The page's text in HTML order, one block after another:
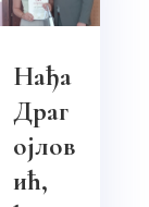
Нађа
Драг
ојлов
ић,